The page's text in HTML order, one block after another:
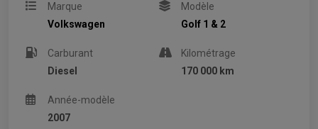
Marque
Volkswagen
Modèle
Golf 1 & 2
Carburant
Diesel
Kilométrage
170 000 km
Année-modèle
2007